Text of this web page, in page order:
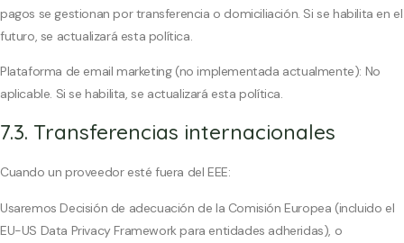
pagos se gestionan por transferencia o domiciliación. Si se habilita en el
futuro, se actualizará esta política.
Plataforma de email marketing (no implementada actualmente): No
aplicable. Si se habilita, se actualizará esta política.
7.3. Transferencias internacionales
Cuando un proveedor esté fuera del EEE:
Usaremos Decisión de adecuación de la Comisión Europea (incluido el
EU-US Data Privacy Framework para entidades adheridas), o